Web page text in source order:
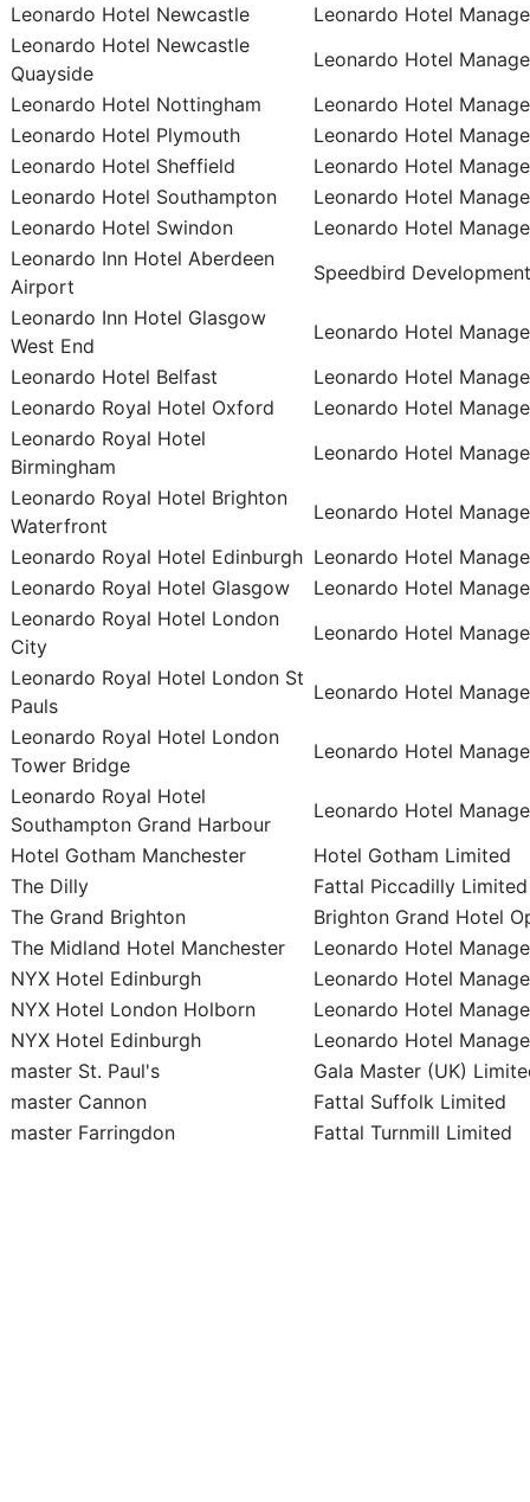
Leonardo Hotel Newcastle
Leonardo Hotel
Leonardo Hotel Newcastle
Quayside
Leonardo Hotel
Leonardo Hotel Nottingham
Leonardo Hotel
Leonardo Hotel Plymouth
Leonardo Hotel
Leonardo Hotel Sheffield
Leonardo Hotel
Leonardo Hotel Southampton
Leonardo Hotel
Leonardo Hotel Swindon
Leonardo Hotel
Leonardo Inn Hotel Aberdeen
Airport
Speedbird
Leonardo Inn Hotel Glasgow
West End
Leonardo Hotel
Leonardo Hotel Belfast
Leonardo Hotel
Leonardo Royal Hotel Oxford
Leonardo Hotel
Leonardo Royal Hotel
Birmingham
Leonardo Hotel
Leonardo Royal Hotel Brighton
Waterfront
Leonardo Hotel
Leonardo Royal Hotel Edinburgh Leonardo Hotel
Leonardo Royal Hotel Glasgow
Leonardo Hotel
Leonardo Royal Hotel London
City
Leonardo Hotel
Leonardo Royal Hotel London St
Pauls
Leonardo Hotel
Leonardo Royal Hotel London
Tower Bridge
Leonardo Hotel
Leonardo Royal Hotel
Southampton Grand Harbour
Leonardo Hotel
Hotel Gotham Manchester
Hotel Gotham Limited
The Dilly
Fattal Piccadilly Limited
The Grand Brighton
Brighton Grand Hotel
The Midland Hotel Manchester
Leonardo Hotel
NYX Hotel Edinburgh
Leonardo Hotel
NYX Hotel London Holborn
Leonardo Hotel
NYX Hotel Edinburgh
Leonardo Hotel
master St. Paul's
Gala Master (UK)
master Cannon
Fattal Suffolk Limited
master Farringdon
Fattal Turnmill Limited